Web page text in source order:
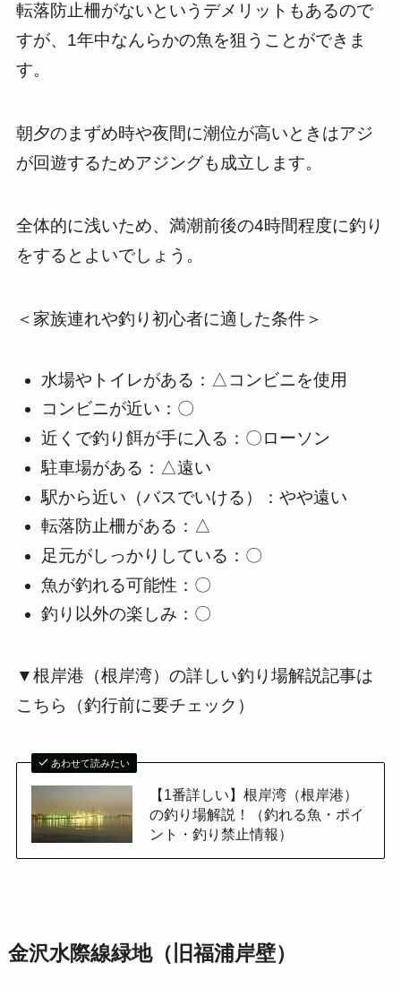
転落防止柵がないというデメリットもあるので
すが、1年中なんらかの魚を狙うことができま
す。
朝夕のまずめ時や夜間に潮位が高いときはアジ
が回遊するためアジングも成立します。
全体的に浅いため、満潮前後の4時間程度に釣り
をするとよいでしょう。
＜家族連れや釣り初心者に適した条件＞
水場やトイレがある：△コンビニを使用
コンビニが近い：〇
近くで釣り餌が手に入る：〇ローソン
駐車場がある：△遠い
駅から近い（バスでいける）：やや遠い
転落防止柵がある：△
足元がしっかりしている：〇
魚が釣れる可能性：〇
釣り以外の楽しみ：〇
▼根岸港（根岸湾）の詳しい釣り場解説記事は
こちら（釣行前に要チェック）
あわせて読みたい
【1番詳しい】根岸湾（根岸港）
の釣り場解説！（釣れる魚・ポイ
ント・釣り禁止情報）
金沢水際線緑地（旧福浦岸壁）